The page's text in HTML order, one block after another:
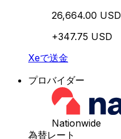
26,664.00 USD
+347.75 USD
Xeで送金
プロバイダー
Nationwide
為替レート